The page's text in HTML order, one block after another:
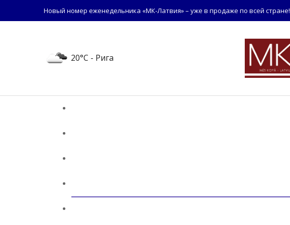
Новый номер еженедельника «МК-Латвия» – уже в продаже по всей стране!
20°C - Рига